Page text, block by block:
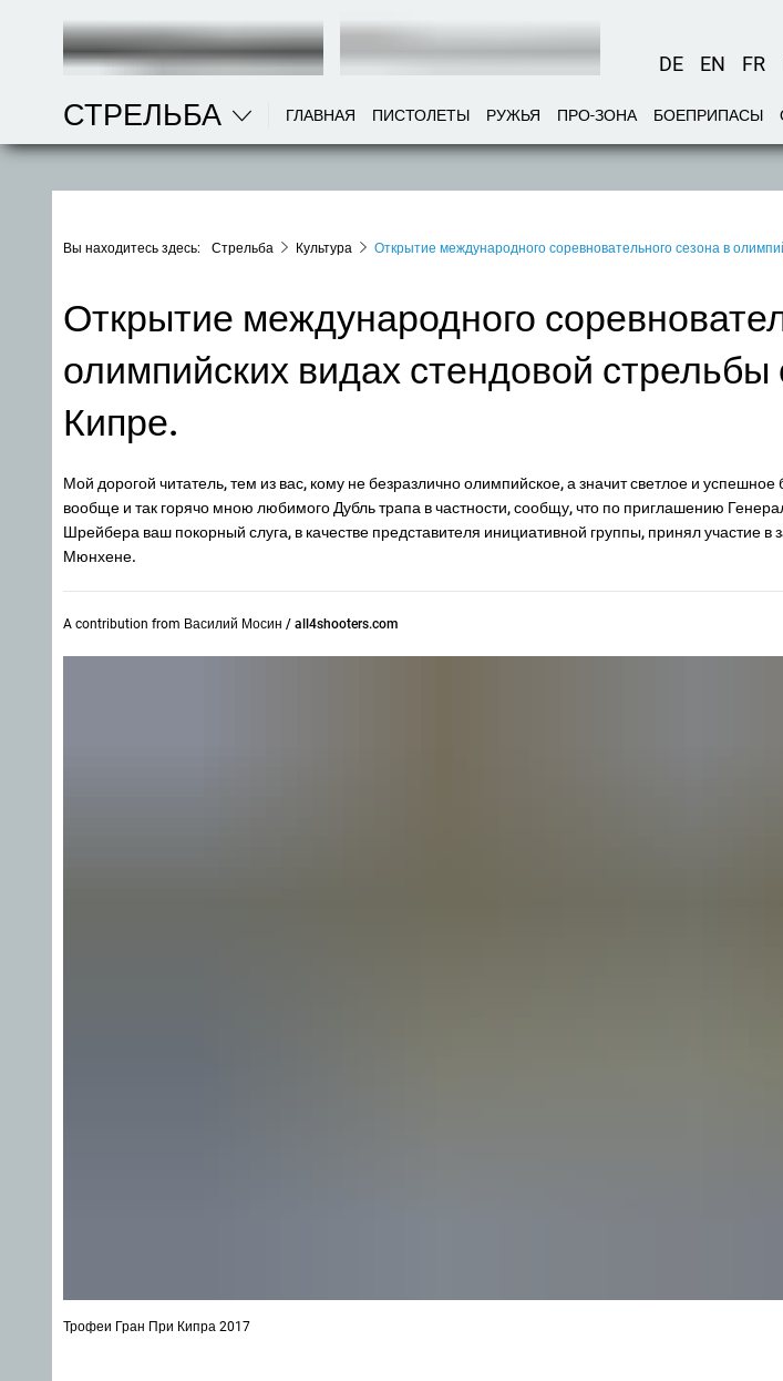
DE EN FR
СТРЕЛЬБА ГЛАВНАЯ ПИСТОЛЕТЫ РУЖЬЯ ПРО-ЗОНА БОЕПРИПАСЫ
Вы находитесь здесь: Стрельба Культура Открытие международного соревновательного сезона в
Открытие международного
олимпийских видах стендовой стрельбы
Кипре.
Мой дорогой читатель, тем из вас, кому не безразлично олимпийское, а значит светлое и
вообще и так горячо мною любимого Дубль трапа в частности, сообщу, что по приглашению
Шрейбера ваш покорный слуга, в качестве представителя инициативной группы, принял участие
Мюнхене.
A contribution from Василий Мосин / all4shooters.com
Трофеи Гран При Кипра 2017